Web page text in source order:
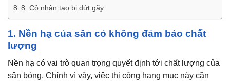
8. Cỏ nhân tạo bị đứt gãy
1. Nền hạ của sân cỏ không đảm bảo chất
lượng
Nền hạ có vai trò quan trọng quyết định tới chất lượng của
sân bóng. Chính vì vậy, việc thi công hạng mục này cần